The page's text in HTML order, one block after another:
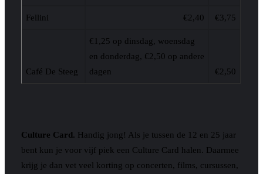
Fellini €2,40 €3,75
Café De Steeg
€1,25 op dinsdag, woensdag
en donderdag, €2,50 op andere
dagen
€2,50
Culture Card. Handig jong! Als je tussen de 12 en 25 jaar
bent kun je voor vijf piek een Culture Card halen. Daarmee
krijg je dan vet veel korting op concerten, films, cursussen,